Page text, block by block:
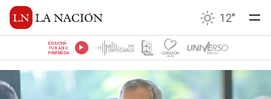
12°
ESCUCHÁ
TU RADIO
PREFERIDA